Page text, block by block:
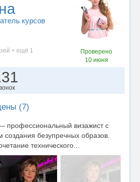
курсов
+ ещё 1
Проверено
10 июня
(7)
профессиональный визажист с
безупречных образов.
технического...